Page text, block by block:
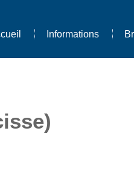
Informations